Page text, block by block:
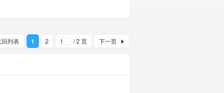
1 2 / 2 页 下一页
回列表